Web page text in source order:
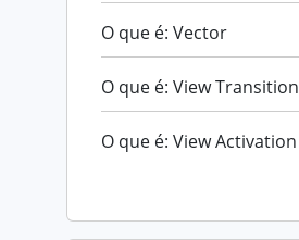
O que é: Vector
O que é: View Transition
O que é: View Activation